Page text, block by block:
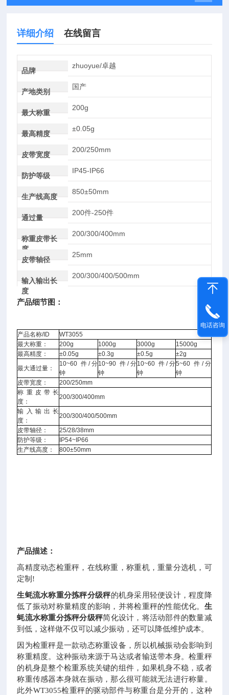
详细介绍 在线留言
品牌
zhuoyue/卓越
产地类别
国产
最大称重
200g
最高精度
±0.05g
皮带宽度
200/250mm
防护等级
IP45-IP66
生产线高度
850±50mm
通过量
200件-250件
称重皮带长
度
200/300/400mm
皮带轴径
25mm
输入输出长
度
200/300/400/500mm
产品细节图：
产品名称/ID
WT3055
最大称重：
200g 1000g 3000g
15000g
最高精度：
±0.05g ±0.3g ±0.5g
±2g
最大通过量：
10~60 件/分
钟
10~90 件/分
钟
10~60 件/分
钟
5~60 件/分
钟
皮带宽度：
200/250mm
称重皮带长
度：
200/300/400mm
输入输出长
度：
200/300/400/500mm
皮带轴径：
25/28/38mm
防护等级：
IP54~IP66
生产线高度：
800±50mm
产品描述：
高精度动态检重秤，在线称重，称重机，重量分选机，可
定制!
生蚝流水称重分拣秤分级秤的机身采用轻便设计，程度降
低了振动对称量精度的影响，并将检重秤的性能优化。 生
蚝流水称重分拣秤分级秤简化设计，将活动部件的数量减
到低，这样做不仅可以减少振动，还可以降低维护成本。
因为检重秤是一款动态称重设备，所以机械振动会影响到
称重精度。这种振动来源于马达或者输送带本身。检重秤
的机身是整个检重系统关键的组件，如果机身不稳，或者
称重传感器本身就在振动，那么很可能就无法进行称量。
此外WT3055检重秤的驱动部件与称重台是分开的，这种
电话咨询